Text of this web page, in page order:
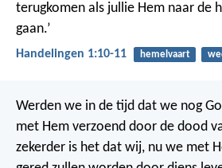
terugkomen als jullie Hem naar de
gaan.’
Handelingen 1:10-11 hemelvaart
Werden we in de tijd dat we nog
met Hem verzoend door de dood
zekerder is het dat wij, nu we met